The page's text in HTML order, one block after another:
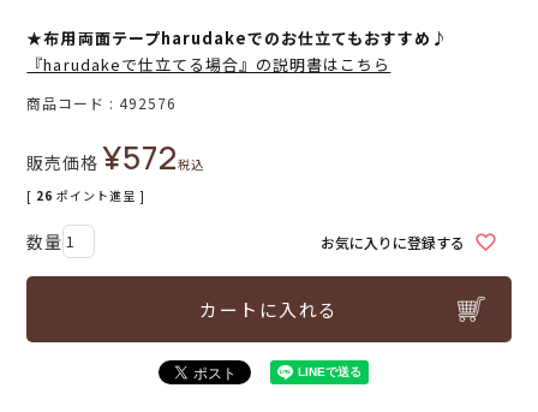
★布用両面テープharudakeでのお仕立てもおすすめ♪
『harudakeで仕立てる場合』の説明書はこちら
商品コード 492576
販売価格 ¥572税込
[ 26 ポイント進呈 ]
お気に入りに登録する
カートに入れる